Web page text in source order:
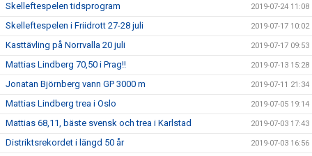
Skelleftespelen tidsprogram 2019-07-24 11:08
Skelleftespelen i Friidrott 27-28 juli 2019-07-17 10:02
Kasttävling på Norrvalla 20 juli 2019-07-17 09:53
Mattias Lindberg 70,50 i Prag!! 2019-07-13 15:28
Jonatan Björnberg vann GP 3000 m 2019-07-11 21:34
Mattias Lindberg trea i Oslo 2019-07-05 19:14
Mattias 68,11, bäste svensk och trea i Karlstad 2019-07-03 17:43
Distriktsrekordet i längd 50 år 2019-07-03 16:56